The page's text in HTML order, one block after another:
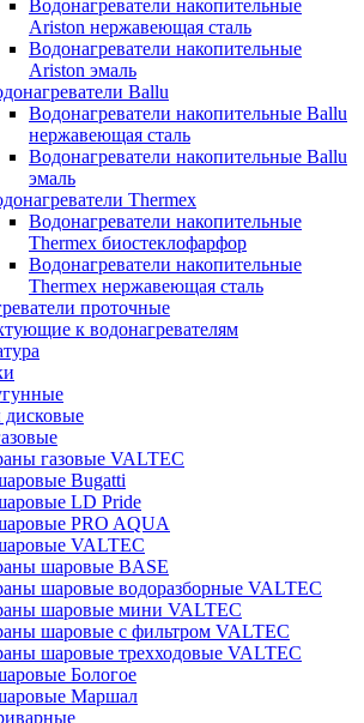
Водонагреватели накопительные
Ariston нержавеющая сталь
Водонагреватели накопительные
Ariston эмаль
Ballu
Водонагреватели накопительные Ballu
нержавеющая сталь
Водонагреватели накопительные Ballu
эмаль
Thermex
Водонагреватели накопительные
Thermex биостеклофарфор
Водонагреватели накопительные
Thermex нержавеющая сталь
проточные
к водонагревателям
дисковые
газовые VALTEC
Bugatti
LD Pride
PRO AQUA
VALTEC
шаровые BASE
шаровые водоразборные VALTEC
шаровые мини VALTEC
шаровые с фильтром VALTEC
шаровые трехходовые VALTEC
Бологое
Маршал